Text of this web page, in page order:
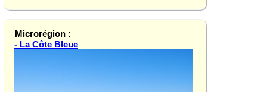
Microrégion :
- La Côte Bleue